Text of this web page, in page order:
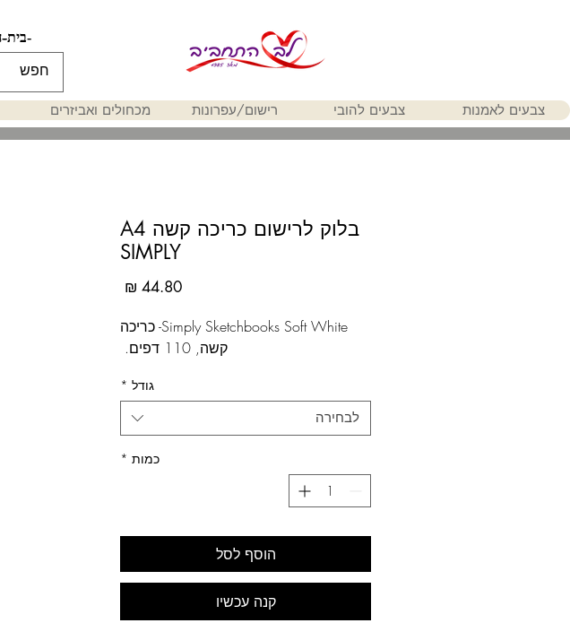
-חוגים- -בית-
צבעים לאמנות צבעים להובי רישום/עפרונות מכחולים ואביזרים
בלוק לרישום כריכה קשה A4
SIMPLY
Simply Sketchbooks Soft White- כריכה
קשה, 110 דפים.
גודל *
לבחירה
כמות *
הוסף לסל
קנה עכשיו